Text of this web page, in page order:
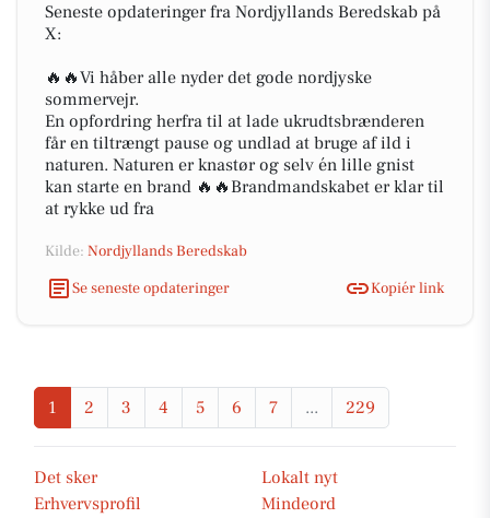
Seneste opdateringer fra Nordjyllands Beredskab på
X:
🔥🔥Vi håber alle nyder det gode nordjyske
sommervejr.
En opfordring herfra til at lade ukrudtsbrænderen
får en tiltrængt pause og undlad at bruge af ild i
naturen. Naturen er knastør og selv én lille gnist
kan starte en brand 🔥🔥Brandmandskabet er klar til
at rykke ud fra
Kilde: Nordjyllands Beredskab
Se seneste opdateringer
Kopiér link
1 2 3 4 5 6 7 ... 229
Det sker
Lokalt nyt
Erhvervsprofil
Mindeord